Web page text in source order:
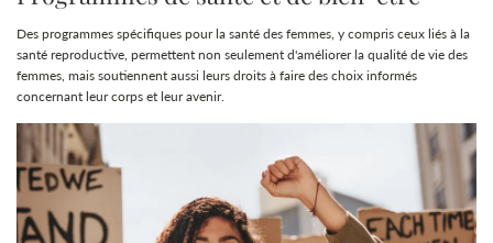
Des programmes spécifiques pour la santé des femmes, y compris ceux liés à la
santé reproductive, permettent non seulement d'améliorer la qualité de vie des
femmes, mais soutiennent aussi leurs droits à faire des choix informés
concernant leur corps et leur avenir.